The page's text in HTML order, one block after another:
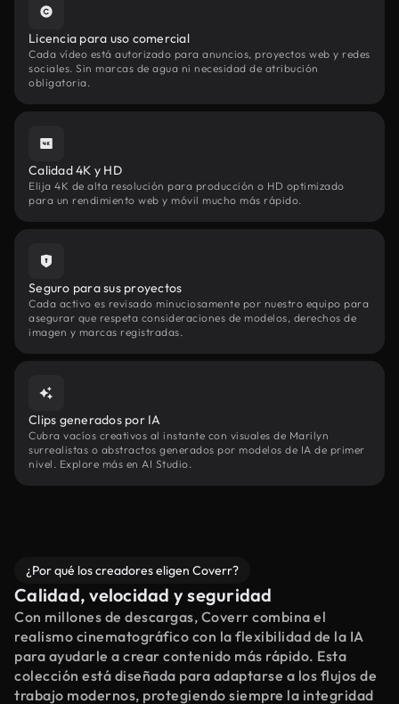
Licencia para uso comercial
Cada vídeo está autorizado para anuncios, proyectos web y redes
sociales. Sin marcas de agua ni necesidad de atribución
obligatoria.
Calidad 4K y HD
Elija 4K de alta resolución para producción o HD optimizado
para un rendimiento web y móvil mucho más rápido.
Seguro para sus proyectos
Cada activo es revisado minuciosamente por nuestro equipo para
asegurar que respeta consideraciones de modelos, derechos de
imagen y marcas registradas.
Clips generados por IA
Cubra vacíos creativos al instante con visuales de Marilyn
surrealistas o abstractos generados por modelos de IA de primer
nivel. Explore más en AI Studio.
¿Por qué los creadores eligen Coverr?
Calidad, velocidad y seguridad
Con millones de descargas, Coverr combina el
realismo cinematográfico con la flexibilidad de la IA
para ayudarle a crear contenido más rápido. Esta
colección está diseñada para adaptarse a los flujos de
trabajo modernos, protegiendo siempre la integridad